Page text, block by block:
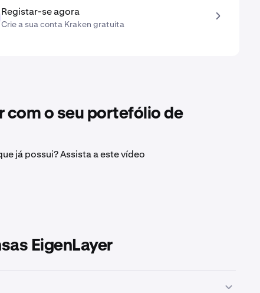
Registar-se agora
Crie a sua conta Kraken gratuita
com o seu portefólio de
já possui? Assista a este vídeo
EigenLayer